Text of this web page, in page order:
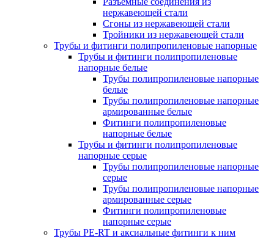
нержавеющей стали
Сгоны из нержавеющей стали
Тройники из нержавеющей стали
Трубы и фитинги полипропиленовые напорные
Трубы и фитинги полипропиленовые
напорные белые
Трубы полипропиленовые напорные
белые
Трубы полипропиленовые напорные
армированные белые
Фитинги полипропиленовые
напорные белые
Трубы и фитинги полипропиленовые
напорные серые
Трубы полипропиленовые напорные
серые
Трубы полипропиленовые напорные
армированные серые
Фитинги полипропиленовые
напорные серые
Трубы PE-RT и аксиальные фитинги к ним